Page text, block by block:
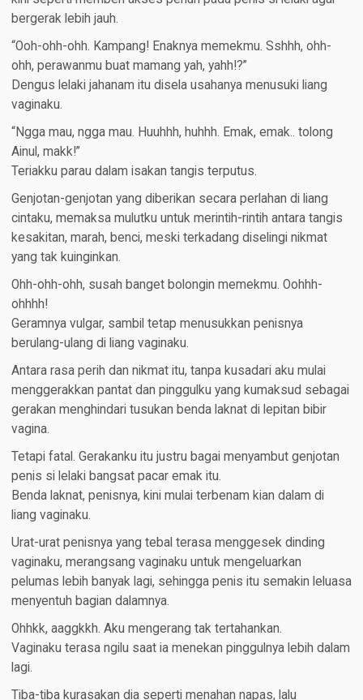
bergerak lebih jauh.
“Ooh-ohh-ohh. Kampang! Enaknya memekmu. Sshhh, ohh-
ohh, perawanmu buat mamang yah, yahh!?”
Dengus lelaki jahanam itu disela usahanya menusuki liang
vaginaku.
“Ngga mau, ngga mau. Huuhhh, huhhh. Emak, emak.. tolong
Ainul, makk!”
Teriakku parau dalam isakan tangis terputus.
Genjotan-genjotan yang diberikan secara perlahan di liang
cintaku, memaksa mulutku untuk merintih-rintih antara tangis
kesakitan, marah, benci, meski terkadang diselingi nikmat
yang tak kuinginkan.
Ohh-ohh-ohh, susah banget bolongin memekmu. Oohhh-
ohhhh!
Geramnya vulgar, sambil tetap menusukkan penisnya
berulang-ulang di liang vaginaku.
Antara rasa perih dan nikmat itu, tanpa kusadari aku mulai
menggerakkan pantat dan pinggulku yang kumaksud sebagai
gerakan menghindari tusukan benda laknat di lepitan bibir
vagina.
Tetapi fatal. Gerakanku itu justru bagai menyambut genjotan
penis si lelaki bangsat pacar emak itu.
Benda laknat, penisnya, kini mulai terbenam kian dalam di
liang vaginaku.
Urat-urat penisnya yang tebal terasa menggesek dinding
vaginaku, merangsang vaginaku untuk mengeluarkan
pelumas lebih banyak lagi, sehingga penis itu semakin leluasa
menyentuh bagian dalamnya.
Ohhkk, aaggkkh. Aku mengerang tak tertahankan.
Vaginaku terasa ngilu saat ia menekan pinggulnya lebih dalam
lagi.
Tiba-tiba kurasakan dia seperti menahan napas, lalu